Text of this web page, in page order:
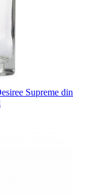
Supreme din